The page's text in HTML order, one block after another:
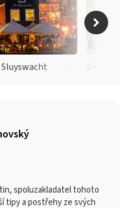
Sluyswacht De
spoluzakladatel tohoto
tipy a postřehy ze svých